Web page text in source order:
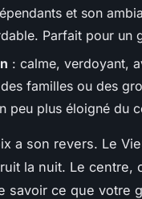
et son
Parfait pour un
: calme, verdoyant,
familles ou des
peu plus éloigné du
a son revers. Le
la nuit. Le centre,
savoir ce que votre